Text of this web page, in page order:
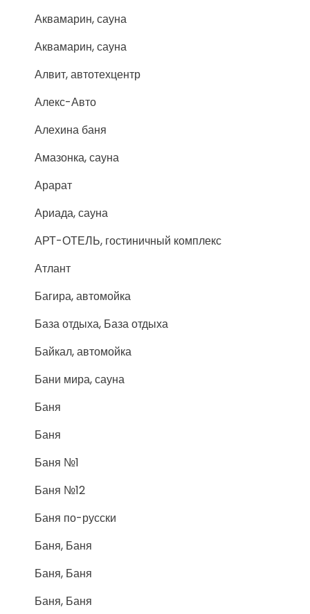
Аквамарин, сауна
Аквамарин, сауна
Алвит, автотехцентр
Алекс-Авто
Алехина баня
Амазонка, сауна
Арарат
Ариада, сауна
АРТ-ОТЕЛЬ, гостиничный комплекс
Атлант
Багира, автомойка
База отдыха, База отдыха
Байкал, автомойка
Бани мира, сауна
Баня
Баня
Баня №1
Баня №12
Баня по-русски
Баня, Баня
Баня, Баня
Баня, Баня